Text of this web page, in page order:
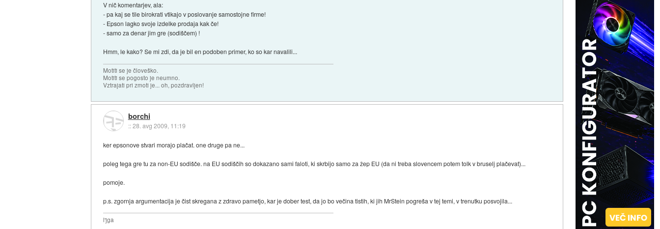
V nič komentarjev, ala:
- pa kaj se tile birokrati vtikajo v poslovanje samostojne firme!
- Epson lagko svoje izdelke prodaja kak če!
- samo za denar jim gre (sodiščem) !
Hmm, le kako? Se mi zdi, da je bil en podoben primer, ko so kar navalili...
Motiti se je človeško.
Motiti se pogosto je neumno.
Vztrajati pri zmoti je... oh, pozdravljen!
borchi
::28. avg 2009, 11:19
ker epsonove stvari morajo plačat. one druge pa ne...
poleg tega gre tu za non-EU sodišče. na EU sodiščih so dokazano sami faloti, ki skrbijo samo za žep EU (da ni treba slovencem potem tolk v bruselj plačevat)...
pomoje.
p.s. zgornja argumentacija je čist skregana z zdravo pametjo, kar je dober test, da jo bo večina tistih, ki jih MrStein pogreša v tej temi, v trenutku posvojila...
l'jga